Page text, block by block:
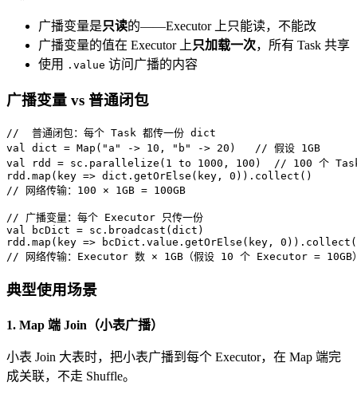
广播变量是只读的——Executor 上只能读，不能改
广播变量的值在 Executor 上 只加载一次，所有 Task 共享
使用
.value 访问广播的内容
广播变量 vs 普通闭包
//  普通闭包：每个 Task 都传一份 dict
val
dict = Map ( "a" -> 10 , "b" -> 20 )
// 假设 1GB
val
rdd = sc.parallelize( 1 to 1000 , 100 )
// 100 个
rdd.map(key => dict.getOrElse(key, 0
// 网络传输：100 × 1GB = 100GB
// 广播变量：每个 Executor 只传一份
val
bcDict = sc.broadcast(dict)
rdd.map(key => bcDict.value.getOrElse(key, 0
// 网络传输：Executor 数 × 1GB（假设 10 个 Executor = 10GB
典型使用场景
1. Map 端 Join（小表广播）
小表 Join 大表时，把小表广播到每个 Executor，在 Map 端完
成关联，不走 Shuffle。